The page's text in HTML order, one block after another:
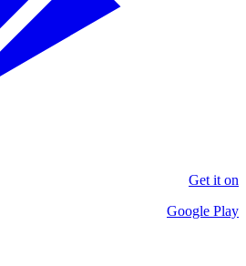
Get it on
Google Play